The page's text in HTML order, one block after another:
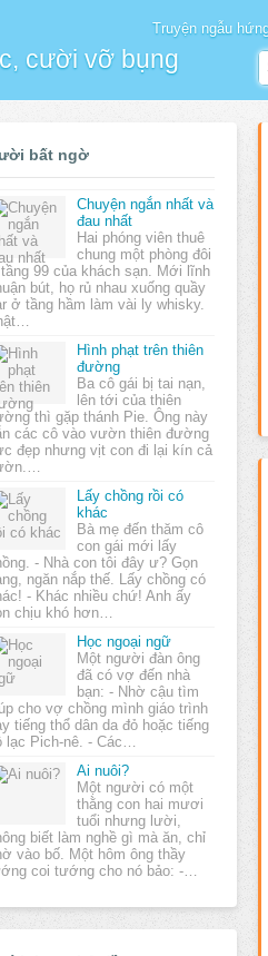
cười vỡ bụng
Truyện ngẫu
bất ngờ
Chuyện ngắn nhất và
đau nhất
Hai phóng viên thuê
chung một phòng đôi
99 của khách sạn. Mới lĩnh
bút, họ rủ nhau xuống quầy
ở tầng hầm làm vài ly whisky.
Hình phạt trên thiên
đường
Ba cô gái bị tai nạn,
lên tới của thiên
thì gặp thánh Pie. Ông này
các cô vào vườn thiên đường
đẹp nhưng vịt con đi lại kín cả
Lấy chồng rồi có
khác
Bà mẹ đến thăm cô
con gái mới lấy
- Nhà con tôi đây ư? Gọn
ngăn nắp thế. Lấy chồng có
- Khác nhiều chứ! Anh ấy
chịu khó hơn…
Học ngoại ngữ
Một người đàn ông
đã có vợ đến nhà
bạn: - Nhờ cậu tìm
cho vợ chồng mình giáo trình
tiếng thổ dân da đỏ hoặc tiếng
lạc Pich-nê. - Các…
Ai nuôi?
Một người có một
thằng con hai mươi
tuổi nhưng lười,
biết làm nghề gì mà ăn, chỉ
vào bố. Một hôm ông thầy
coi tướng cho nó bảo: -…